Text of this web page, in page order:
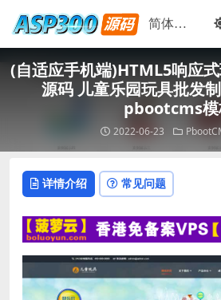
(自适应手机端)HTML5响应
源码 儿童乐园玩具批发
pbootcms模
2022-06-23
详情介绍 常见问题